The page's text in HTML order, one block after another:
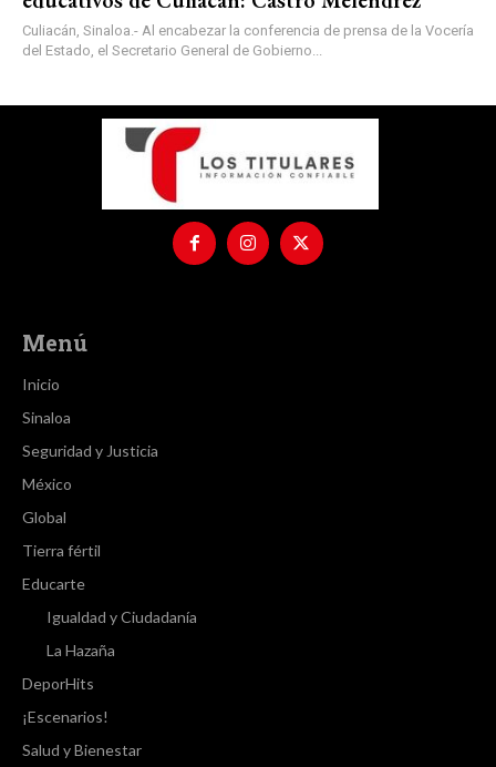
Culiacán, Sinaloa.- Al encabezar la conferencia de prensa de la Vocería
del Estado, el Secretario General de Gobierno...
Menú
Inicio
Sinaloa
Seguridad y Justicia
México
Global
Tierra fértil
Educarte
Igualdad y Ciudadanía
La Hazaña
DeporHits
¡Escenarios!
Salud y Bienestar